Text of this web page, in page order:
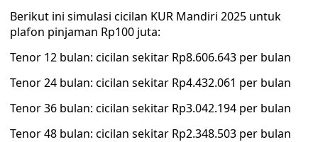
Berikut ini simulasi cicilan KUR Mandiri 2025 untuk
plafon pinjaman Rp100 juta:
Tenor 12 bulan: cicilan sekitar Rp8.606.643 per bulan
Tenor 24 bulan: cicilan sekitar Rp4.432.061 per bulan
Tenor 36 bulan: cicilan sekitar Rp3.042.194 per bulan
Tenor 48 bulan: cicilan sekitar Rp2.348.503 per bulan